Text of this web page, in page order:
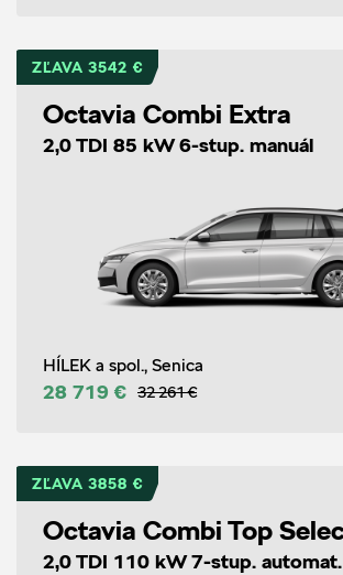
ZĽAVA 3542 €
Octavia Combi Extra
2,0 TDI 85 kW 6-stup. manuál
HÍLEK a spol., Senica
28 719 € 32 261 €
ZĽAVA 3858 €
Octavia Combi Top
2,0 TDI 110 kW 7-stup. automat.